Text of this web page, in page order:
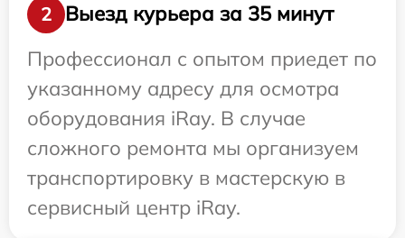
2
Выезд курьера за 35 минут
Профессионал с опытом приедет по
указанному адресу для осмотра
оборудования iRay. В случае
сложного ремонта мы организуем
транспортировку в мастерскую в
сервисный центр iRay.